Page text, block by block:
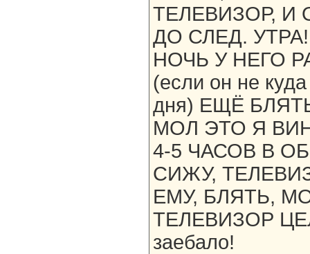
ТЕЛЕВИЗОР, И
ДО СЛЕД.
НОЧЬ У НЕГО
(если он не
дня) ЕЩЁ
МОЛ ЭТО Я
4-5 ЧАСОВ В
СИЖУ,
ЕМУ, БЛЯТЬ,
ТЕЛЕВИЗОР
заебало!